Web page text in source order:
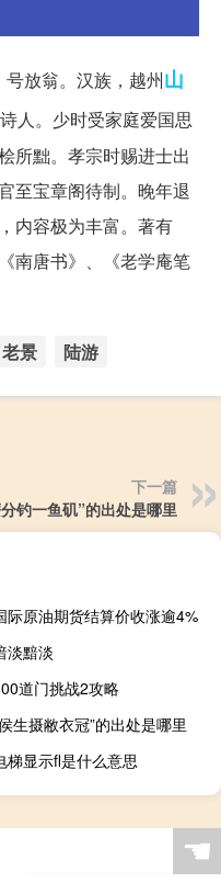
放翁。汉族，越州山
人。少时受家庭爱国思
所黜。孝宗时赐进士出
至宝章阁待制。晚年退
内容极为丰富。著有
南唐书》、《老学庵笔
老景 陆游
下一篇
钓一鱼矶”的出处是哪里
际原油期货结算价收涨逾4%
淡黯淡
道门挑战2攻略
生摄敝衣冠”的出处是哪里
梯显示fl是什么意思
☚